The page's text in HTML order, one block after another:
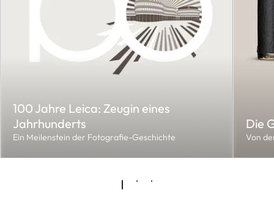
100 Jahre Leica: Zeugin eines
Jahrhunderts
Ein Meilenstein der Fotografie-Geschichte
Die
Von